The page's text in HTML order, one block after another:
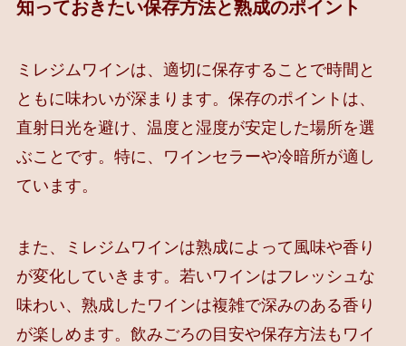
知っておきたい保存方法と熟成のポイント
ミレジムワインは、適切に保存することで時間と
ともに味わいが深まります。保存のポイントは、
直射日光を避け、温度と湿度が安定した場所を選
ぶことです。特に、ワインセラーや冷暗所が適し
ています。
また、ミレジムワインは熟成によって風味や香り
が変化していきます。若いワインはフレッシュな
味わい、熟成したワインは複雑で深みのある香り
が楽しめます。飲みごろの目安や保存方法もワイ